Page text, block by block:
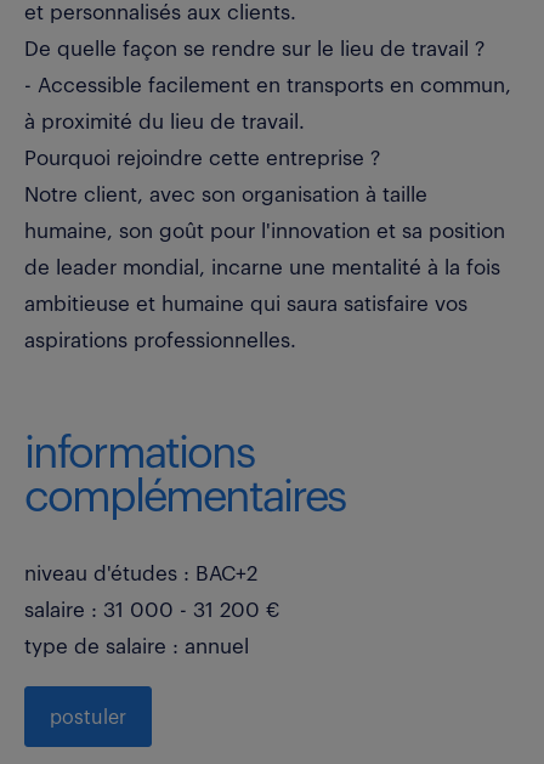
et personnalisés aux clients.
De quelle façon se rendre sur le lieu de travail ?
- Accessible facilement en transports en commun,
à proximité du lieu de travail.
Pourquoi rejoindre cette entreprise ?
Notre client, avec son organisation à taille
humaine, son goût pour l'innovation et sa position
de leader mondial, incarne une mentalité à la fois
ambitieuse et humaine qui saura satisfaire vos
aspirations professionnelles.
informations
complémentaires
niveau d'études : BAC+2
salaire : 31 000 - 31 200 €
type de salaire : annuel
postuler